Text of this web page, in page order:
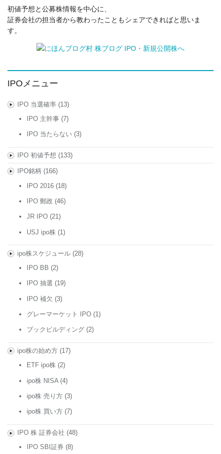
初値予想と公募株情報を中心に、
証券会社の担当者から教わったこともシェアできればと思いま
す。
IPOメニュー
IPO 当選確率(13)
IPO 主幹事 (7)
IPO 当たらない (3)
IPO 初値予想 (133)
IPO銘柄 (166)
IPO 2016 (18)
IPO 郵政 (46)
JR IPO (21)
USJ ipo株 (1)
ipo株スケジュール(28)
IPO BB (2)
IPO 抽選 (19)
IPO 補欠 (3)
グレーマーケット IPO (1)
ブックビルディング (2)
ipo株の始め方(17)
ETF ipo株 (2)
ipo株 NISA (4)
ipo株 売り方 (3)
ipo株 買い方 (7)
IPO 株 証券会社 (48)
IPO SBI証券 (8)